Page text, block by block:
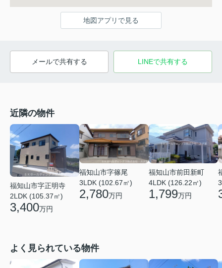
地図アプリで見る
メールで共有する LINEで共有する
近隣の物件
福知山市字正明寺
2LDK (105.37㎡)
3,400万円
福知山市字篠尾
3LDK (102.67㎡)
2,780万円
福知山市前田新町
4LDK (126.22㎡)
1,799万円
よく見られている物件